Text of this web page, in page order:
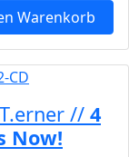
Warenkorb
// 4
Now!